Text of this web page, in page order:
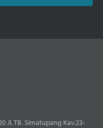
Jl. TB. Simatupang Kav.23-